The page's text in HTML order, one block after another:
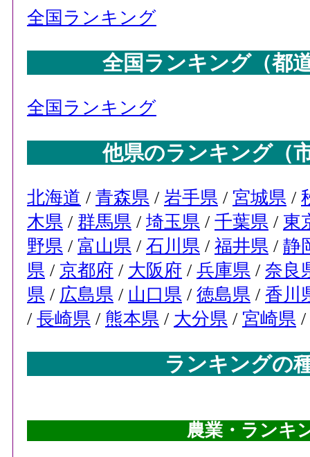
69
小清水町(北海道)
津市(三重県)
73
盛岡市(岩手県)
73
相模原市(神奈川県)
73
佐渡市(新潟県)
76
花巻市(岩手県)
76
下関市(山口県)
76
西予市(愛媛県)
76
久留米市(福岡県)
76
日向市(宮崎県)
76
薩摩川内市(鹿児島県)
82
八戸市(青森県)
82
神戸市(兵庫県)
82
佐世保市(長崎県)
全国ランキング
全国ランキング（都
全国ランキング
他県のランキング（
北海道 / 青森県 / 岩手県 / 宮城県 /
木県 / 群馬県 / 埼玉県 / 千葉県 / 東
野県 / 富山県 / 石川県 / 福井県 / 静
県 / 京都府 / 大阪府 / 兵庫県 / 奈良
県 / 広島県 / 山口県 / 徳島県 / 香川
/ 長崎県 / 熊本県 / 大分県 / 宮崎県 /
ランキングの
農業・ランキ